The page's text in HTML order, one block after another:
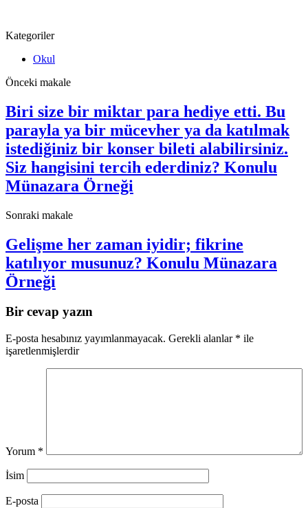
Kategoriler
Okul
Önceki makale
Biri size bir miktar para hediye etti. Bu
parayla ya bir mücevher ya da katılmak
istediğiniz bir konser bileti alabilirsiniz.
Siz hangisini tercih ederdiniz? Konulu
Münazara Örneği
Sonraki makale
Gelişme her zaman iyidir; fikrine
katılıyor musunuz? Konulu Münazara
Örneği
Bir cevap yazın
E-posta hesabınız yayımlanmayacak. Gerekli alanlar * ile
işaretlenmişlerdir
Yorum *
İsim
E-posta